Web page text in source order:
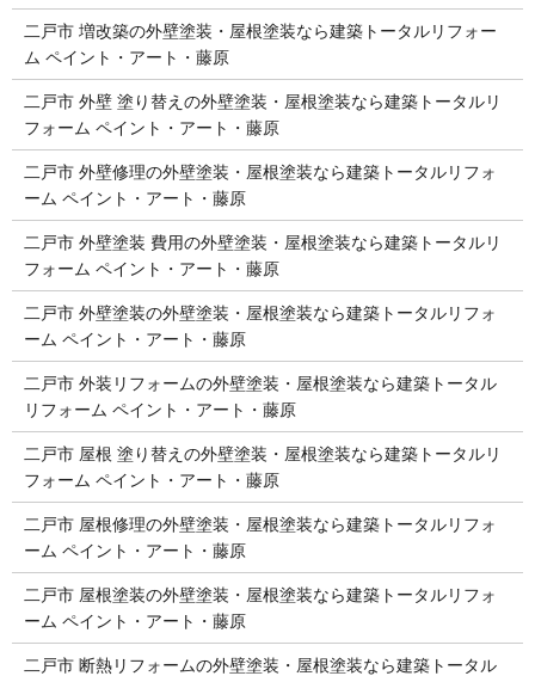
二戸市 増改築の外壁塗装・屋根塗装なら建築トータルリフォー
ム ペイント・アート・藤原
二戸市 外壁 塗り替えの外壁塗装・屋根塗装なら建築トータルリ
フォーム ペイント・アート・藤原
二戸市 外壁修理の外壁塗装・屋根塗装なら建築トータルリフォ
ーム ペイント・アート・藤原
二戸市 外壁塗装 費用の外壁塗装・屋根塗装なら建築トータルリ
フォーム ペイント・アート・藤原
二戸市 外壁塗装の外壁塗装・屋根塗装なら建築トータルリフォ
ーム ペイント・アート・藤原
二戸市 外装リフォームの外壁塗装・屋根塗装なら建築トータル
リフォーム ペイント・アート・藤原
二戸市 屋根 塗り替えの外壁塗装・屋根塗装なら建築トータルリ
フォーム ペイント・アート・藤原
二戸市 屋根修理の外壁塗装・屋根塗装なら建築トータルリフォ
ーム ペイント・アート・藤原
二戸市 屋根塗装の外壁塗装・屋根塗装なら建築トータルリフォ
ーム ペイント・アート・藤原
二戸市 断熱リフォームの外壁塗装・屋根塗装なら建築トータル